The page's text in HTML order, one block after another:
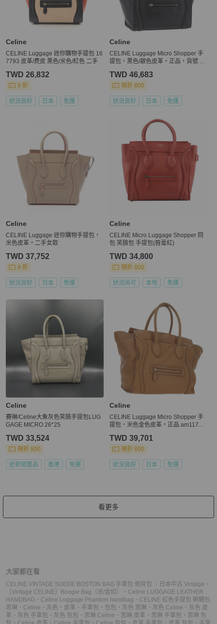
Celine
CELINE Luggage 迷你購物手提包 16
7793 皮革/麂皮 黑色/米色/紅色 二手
TWD 26,832
9 折
狀況良好 日本 免運
Celine
CELINE Luggage Micro Shopper 手
提包，黑色/銀色皮革，正品，貨號 18
TWD 46,683
現折 800
狀況良好 日本 免運
Celine
CELINE Luggage 迷你購物手提包，
米色皮革，二手女款
TWD 37,752
9 折
狀況良好 日本 免運
Celine
CELINE Micro Luggage Shopper 冏
包 笑臉包 手提包(唇膏紅)
TWD 34,800
現折 800
狀況尚可 本地 免運
Celine
賽琳/Celine大象灰色笑臉手提包LUG
GAGE MICRO 26*25
TWD 33,524
現折 800
近新閒置品 香港 免運
Celine
CELINE Luggage Micro Shopper 手
提包，米色金色皮革，正品 am11775
TWD 39,701
現折 800
狀況良好 日本 免運
看更多
大家都在看
CELINE VINTAGE SUEDE BOSTON BAG 手拿包 側背包 ｜日本中古 Vintage 、
［Vintage CELINE］Boogie Bag（米/金扣）
、 Celine LUGGAGE LEATHER
HANDBAG 、 Celine Luggage Phantom handbag 、 CELINE 紅色手提包 鞦韆包
思琳 、 Celine 、 灰色 、 皮革 、 手拿包 、 包包 、 灰色 思琳 、 灰色 Celine 、 灰色 皮
革 、 灰色 手拿包 、 灰色 包包 、 思琳 Celine 、 思琳 皮革 、 思琳 手拿包 、 思琳 包